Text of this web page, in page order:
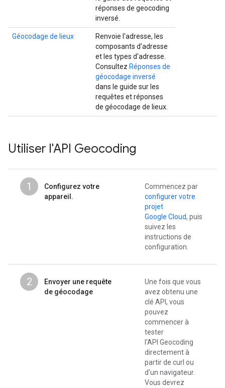
réponses de geocoding
inversé.
Géocodage de lieux
Renvoie l'adresse, les
composants d'adresse
et les types d'adresse.
Consultez Réponses de
géocodage inversé
dans le guide sur les
requêtes et réponses
de géocodage de lieux.
Utiliser l'API Geocoding
1
Configurez votre
appareil.
Commencez par
configurer votre
projet
Google Cloud, puis
suivez les
instructions de
configuration.
2
Envoyer une requête
de géocodage
Une fois que vous
avez obtenu une
clé API, vous
pouvez
commencer à
tester
l'API Geocoding
directement à
partir de curl ou
d'un navigateur.
Vous devrez